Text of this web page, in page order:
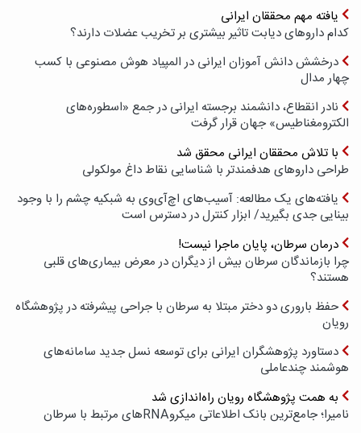
یافته مهم محققان ایرانی
کدام داروهای دیابت تاثیر بیشتری بر تخریب عضلات دارند؟
درخشش دانش آموزان ایرانی در المپیاد هوش مصنوعی با کسب
چهار مدال
نادر انقطاع، دانشمند برجسته ایرانی در جمع «اسطوره‌های
الکترومغناطیس» جهان قرار گرفت
با تلاش محققان ایرانی محقق شد
طراحی داروهای هدفمندتر با شناسایی نقاط داغ مولکولی
یافته‌های یک مطالعه: آسیب‌های اچ‌آی‌وی به شبکیه چشم را با وجود
بینایی جدی بگیرید/ ابزار کنترل در دسترس است
درمان سرطان، پایان ماجرا نیست!
چرا بازماندگان سرطان بیش از دیگران در معرض بیماری‌های قلبی
هستند؟
حفظ باروری دو دختر مبتلا به سرطان با جراحی پیشرفته در پژوهشگاه
رویان
دستاورد پژوهشگران ایرانی برای توسعه نسل جدید سامانه‌های
هوشمند چندعاملی
به همت پژوهشگاه رویان راه‌اندازی شد
نامیرا؛ جامع‌ترین بانک اطلاعاتی میکروRNAهای مرتبط با سرطان